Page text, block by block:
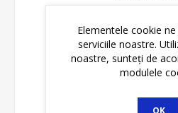
Please select the address
Disponibilitate:
Elementele cookie
serviciile noastre.
noastre, sunteți de
modulele
OK